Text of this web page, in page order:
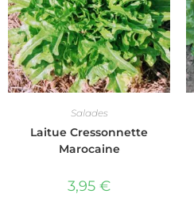
Salades
Laitue Cressonnette
Marocaine
3,95 €